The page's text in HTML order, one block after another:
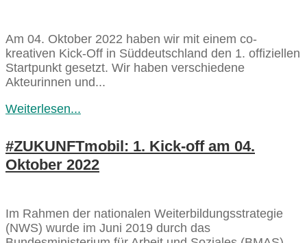
Am 04. Oktober 2022 haben wir mit einem co-
kreativen Kick-Off in Süddeutschland den 1. offiziellen
Startpunkt gesetzt. Wir haben verschiedene
Akteurinnen und...
Weiterlesen...
#ZUKUNFTmobil: 1. Kick-off am 04.
Oktober 2022
Im Rahmen der nationalen Weiterbildungsstrategie
(NWS) wurde im Juni 2019 durch das